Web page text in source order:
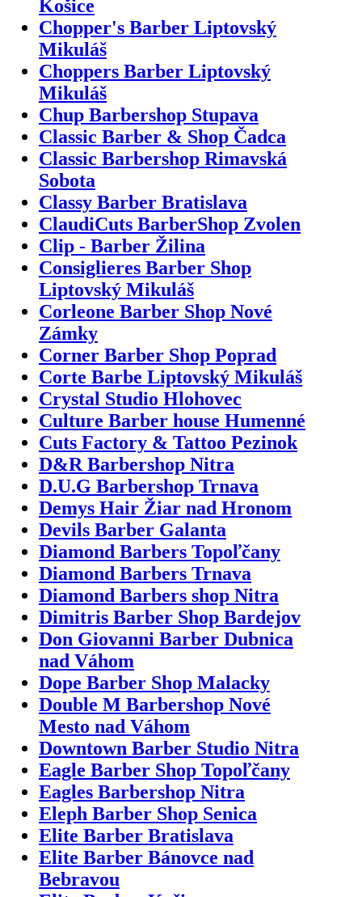
Košice
Chopper's Barber Liptovský
Mikuláš
Choppers Barber Liptovský
Mikuláš
Chup Barbershop Stupava
Classic Barber & Shop Čadca
Classic Barbershop Rimavská
Sobota
Classy Barber Bratislava
ClaudiCuts BarberShop Zvolen
Clip - Barber Žilina
Consiglieres Barber Shop
Liptovský Mikuláš
Corleone Barber Shop Nové
Zámky
Corner Barber Shop Poprad
Corte Barbe Liptovský Mikuláš
Crystal Studio Hlohovec
Culture Barber house Humenné
Cuts Factory & Tattoo Pezinok
D&R Barbershop Nitra
D.U.G Barbershop Trnava
Demys Hair Žiar nad Hronom
Devils Barber Galanta
Diamond Barbers Topoľčany
Diamond Barbers Trnava
Diamond Barbers shop Nitra
Dimitris Barber Shop Bardejov
Don Giovanni Barber Dubnica
nad Váhom
Dope Barber Shop Malacky
Double M Barbershop Nové
Mesto nad Váhom
Downtown Barber Studio Nitra
Eagle Barber Shop Topoľčany
Eagles Barbershop Nitra
Eleph Barber Shop Senica
Elite Barber Bratislava
Elite Barber Bánovce nad
Bebravou